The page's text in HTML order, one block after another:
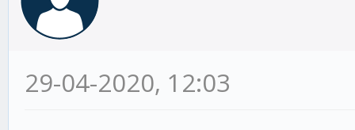
29-04-2020, 12:03